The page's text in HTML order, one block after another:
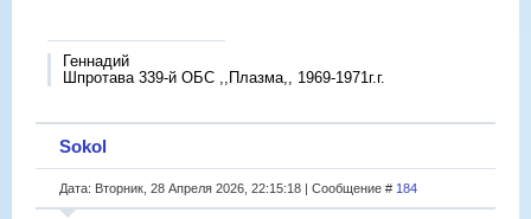
Геннадий
Шпротава 339-й ОБС ,,Плазма,, 1969-1971г.г.
Sokol
Дата: Вторник, 28 Апреля 2026, 22:15:18 | Сообщение # 184